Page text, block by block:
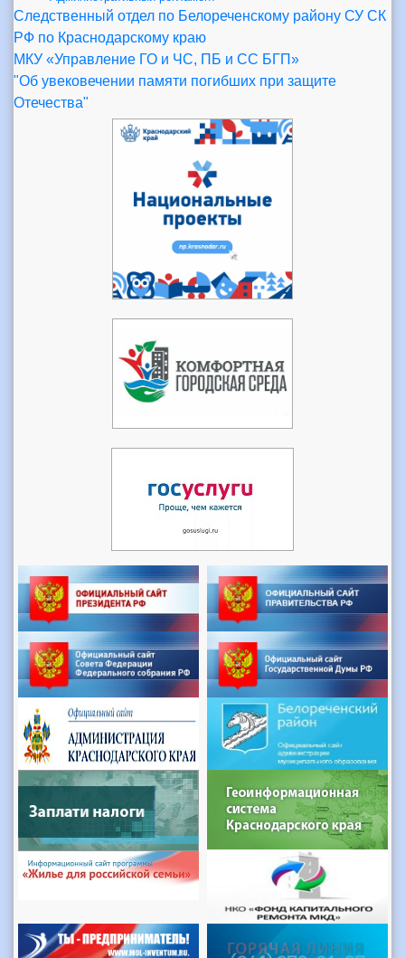
Следственный отдел по Белореченскому району СУ СК
РФ по Краснодарскому краю
МКУ «Управление ГО и ЧС, ПБ и СС БГП»
"Об увековечении памяти погибших при защите
Отечества"